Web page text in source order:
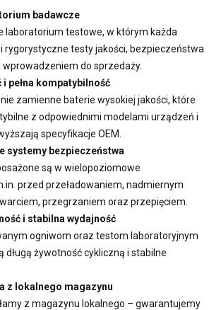
badawcze
laboratorium testowe, w którym każda
rygorystyczne testy jakości, bezpieczeństwa
do sprzedaży.
pełna kompatybilność
zamienne baterie wysokiej jakości, które
z odpowiednimi modelami urządzeń i
specyfikacje OEM.
systemy bezpieczeństwa
są w wielopoziomowe
przed przeładowaniem, nadmiernym
przegrzaniem oraz przepięciem.
i stabilna wydajność
ogniwom oraz testom laboratoryjnym
długą żywotność cykliczną i stabilne
z lokalnego magazynu
z magazynu lokalnego – gwarantujemy